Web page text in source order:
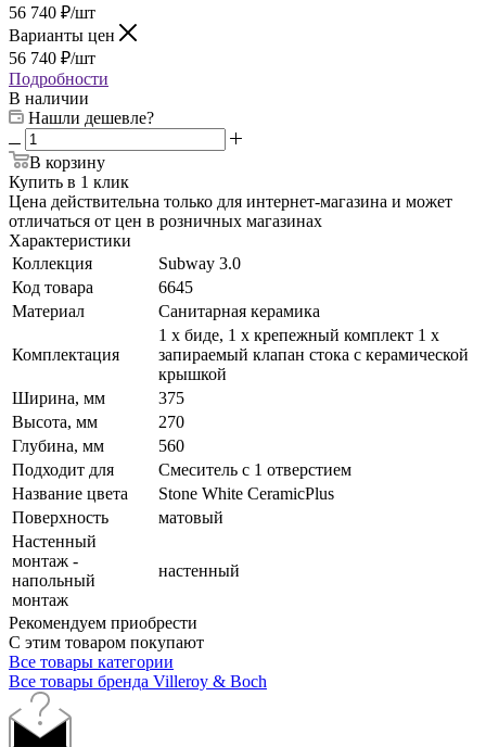
56 740 ₽/шт
Варианты цен
56 740 ₽/шт
Подробности
В наличии
Нашли дешевле?
В корзину
Купить в 1 клик
Цена действительна только для интернет-магазина и может
отличаться от цен в розничных магазинах
Характеристики
Коллекция
Subway 3.0
Код товара
6645
Материал
Санитарная керамика
Комплектация
1 x биде, 1 x крепежный комплект 1 x
запираемый клапан стока с керамической
крышкой
Ширина, мм
375
Высота, мм
270
Глубина, мм
560
Подходит для
Смеситель с 1 отверстием
Название цвета
Stone White CeramicPlus
Поверхность
матовый
Настенный
монтаж -
напольный
монтаж
настенный
Рекомендуем приобрести
С этим товаром покупают
Все товары категории
Все товары бренда Villeroy & Boch